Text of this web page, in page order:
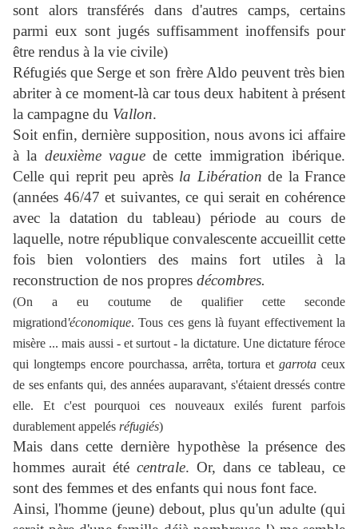
sont alors transférés dans d'autres camps, certains
parmi eux sont jugés suffisamment inoffensifs pour
être rendus à la vie civile)
Réfugiés que Serge et son frère Aldo peuvent très bien
abriter à ce moment-là car tous deux habitent à présent
la campagne du Vallon.
Soit enfin, dernière supposition, nous avons ici affaire
à la deuxième vaguede cette immigration ibérique.
Celle qui reprit peu après la Libération de la France
(années 46/47 et suivantes, ce qui serait en cohérence
avec la datation du tableau) période au cours de
laquelle, notre république convalescente accueillit cette
fois bien volontiers des mains fort utiles à la
reconstruction de nos propres décombres.
(On a eu coutume de qualifier cette seconde
migrationd'économique. Tous ces gens là fuyant effectivement la
misère ... mais aussi - et surtout - la dictature. Une dictature féroce
qui longtemps encore pourchassa, arrêta, tortura etgarrota ceux
de ses enfants qui, des années auparavant, s'étaient dressés contre
elle. Et c'est pourquoi ces nouveaux exilés furent parfois
durablement appelés réfugiés)
Mais dans cette dernière hypothèse la présence des
hommes aurait été centrale. Or, dans ce tableau, ce
sont des femmes et des enfants qui nous font face.
Ainsi, l'homme (jeune) debout, plus qu'un adulte (qui